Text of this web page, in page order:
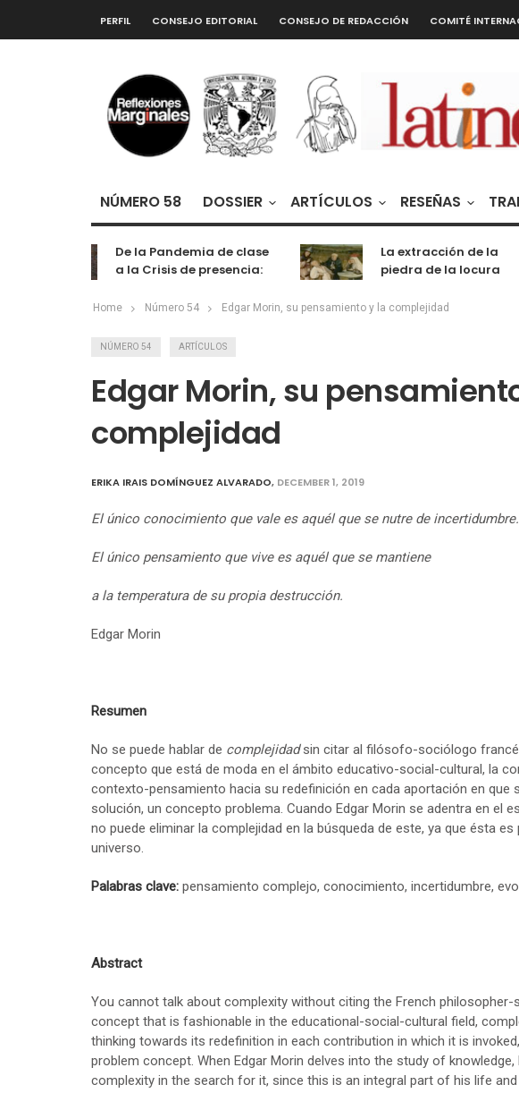
PERFIL CONSEJO EDITORIAL CONSEJO DE REDACCIÓN COMITÉ
NÚMERO 58 DOSSIER ARTÍCULOS RESEÑAS
De la Pandemia de clase
a la Crisis de presencia:
entretenimiento
La extracción de la
piedra de la locura
Home Número 54 Edgar Morin, su pensamiento y la complejidad
NÚMERO 54 ARTÍCULOS
Edgar Morin, su
complejidad
ERIKA IRAIS DOMÍNGUEZ ALVARADO, DECEMBER 1, 2019
El único conocimiento que vale es aquél que se nutre de incertidumbre.
El único pensamiento que vive es aquél que se mantiene
a la temperatura de su propia destrucción.
Edgar Morin
Resumen
No se puede hablar de complejidadsin citar al filósofo-sociólogo
concepto que está de moda en el ámbito educativo-social-cultural, la
contexto-pensamiento hacia su redefinición en cada aportación en que
solución, un concepto problema. Cuando Edgar Morin se adentra en el
no puede eliminar la complejidad en la búsqueda de este, ya que ésta
universo.
Palabras clave: pensamiento complejo, conocimiento, incertidumbre,
Abstract
You cannot talk about complexity without citing the French philosopher-
concept that is fashionable in the educational-social-cultural field,
thinking towards its redefinition in each contribution in which it is
problem concept. When Edgar Morin delves into the study of
complexity in the search for it, since this is an integral part of his life and